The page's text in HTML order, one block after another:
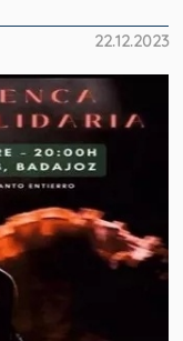
22.12.2023